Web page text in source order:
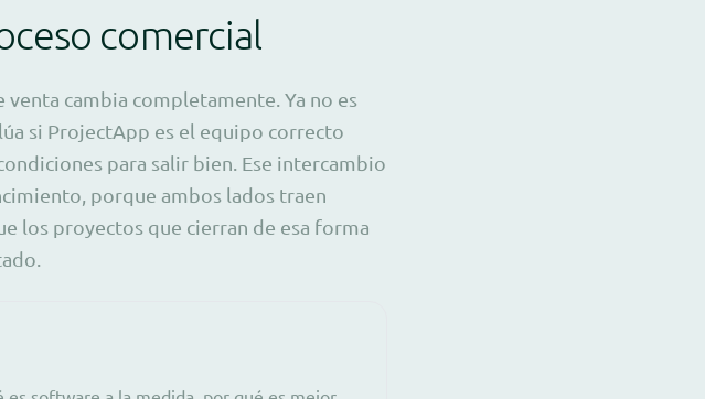
comercial
cambia completamente. Ya no es
si ProjectApp es el equipo correcto
para salir bien. Ese intercambio
porque ambos lados traen
los proyectos que cierran de esa forma